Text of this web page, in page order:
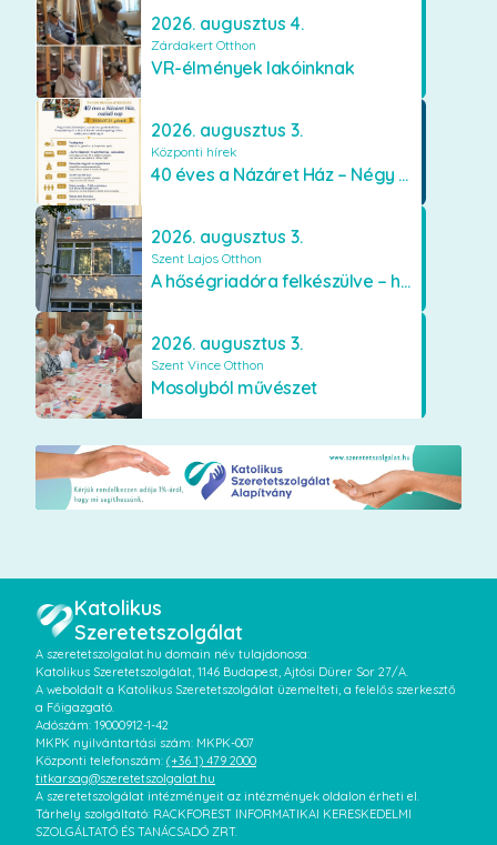
2026. augusztus 4.
Zárdakert Otthon
VR-élmények lakóinknak
2026. augusztus 3.
Központi hírek
40 éves a Názáret Ház – Négy évtized szeretetben és gondoskodásban
2026. augusztus 3.
Szent Lajos Otthon
A hőségriadóra felkészülve – hűsítő fejlesztések a Szent Lajos Otthonban
2026. augusztus 3.
Szent Vince Otthon
Mosolyból művészet
Katolikus
Szeretetszolgálat
A szeretetszolgalat.hu domain név tulajdonosa:
Katolikus Szeretetszolgálat, 1146 Budapest, Ajtósi Dürer Sor 27/A.
A weboldalt a Katolikus Szeretetszolgálat üzemelteti, a felelős szerkesztő
a Főigazgató.
Adószám: 19000912-1-42
MKPK nyilvántartási szám: MKPK-007
Központi telefonszám: (+36 1) 479 2000
titkarsag@szeretetszolgalat.hu
A szeretetszolgálat intézményeit az intézmények oldalon érheti el.
Tárhely szolgáltató: RACKFOREST INFORMATIKAI KERESKEDELMI
SZOLGÁLTATÓ ÉS TANÁCSADÓ ZRT.